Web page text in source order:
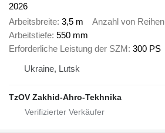
2026
Arbeitsbreite 3,5 m Anzahl von Reihen
Arbeitstiefe 550 mm
Erforderliche Leistung der SZM 300 PS
Ukraine, Lutsk
TzOV Zakhid-Ahro-Tekhnika